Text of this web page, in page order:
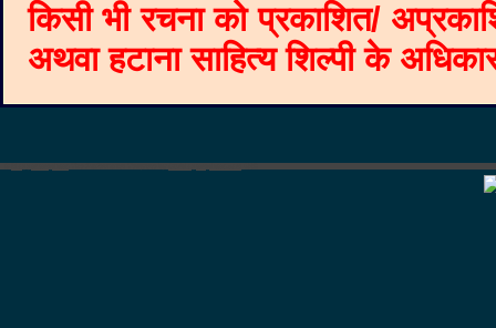
किसी भी रचना को प्रकाशित/
अथवा हटाना साहित्य शिल्पी के